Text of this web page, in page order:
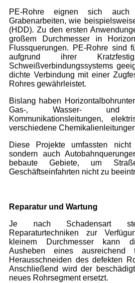
PE-Rohre eignen sich
Grabenarbeiten, wie
(HDD). Zu den ersten
großem Durchmesser in
Flussquerungen. PE-Rohre sind
aufgrund ihrer
Schweißverbindungssystems
dichte Verbindung mit einer
Rohres gewährleistet.
Bislang haben
Gas-, Wasser- und
Kommunikationsleitungen,
verschiedene
Diese Projekte umfassten nicht
sondern auch
bebaute Gebiete, um
Geschäftseinfahrten nicht zu
Reparatur und Wartung
Je nach Schadensart
Reparaturtechniken zur
kleinem Durchmesser kann
Ausheben eines ausreichend
Herausschneiden des defekten
Anschließend wird der
neues Rohrsegment ersetzt.